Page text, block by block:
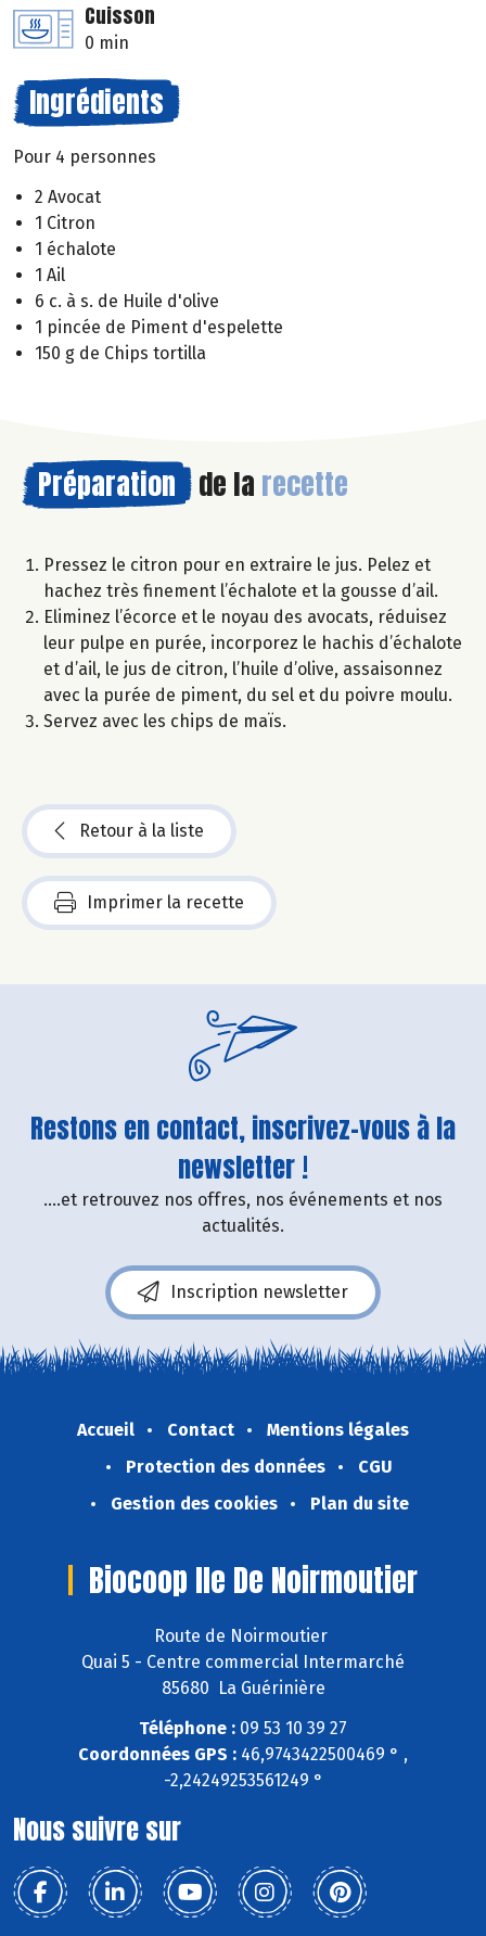
Cuisson
0 min
Ingrédients
Pour 4 personnes
2 Avocat
1 Citron
1 échalote
1 Ail
6 c. à s. de Huile d'olive
1 pincée de Piment d'espelette
150 g de Chips tortilla
Préparation de la recette
Pressez le citron pour en extraire le jus. Pelez et
hachez très finement l’échalote et la gousse d’ail.
Eliminez l’écorce et le noyau des avocats, réduisez
leur pulpe en purée, incorporez le hachis d’échalote
et d’ail, le jus de citron, l’huile d’olive, assaisonnez
avec la purée de piment, du sel et du poivre moulu.
Servez avec les chips de maïs.
Retour à la liste
Imprimer la recette
Restons en contact, inscrivez-vous à la
newsletter !
....et retrouvez nos offres, nos événements et nos
actualités.
Inscription newsletter
Accueil Contact
Mentions légales
Protection des données
CGU
Gestion des cookies
Plan du site
Biocoop Ile De Noirmoutier
Route de Noirmoutier
Quai 5 - Centre commercial Intermarché
85680 La Guérinière
Téléphone : 09 53 10 39 27
Coordonnées GPS : 46,9743422500469 ° ,
-2,24249253561249 °
Nous suivre sur